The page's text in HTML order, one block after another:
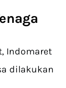
Indomaret
dilakukan